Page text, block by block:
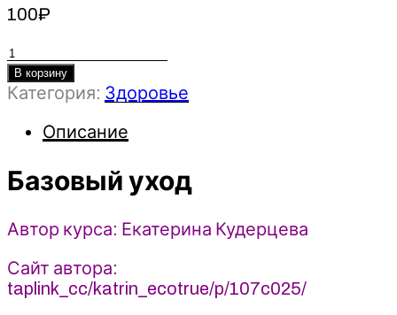
100₽
Количество
товара
Базовый
Кудерцева
(2025)
В корзину
Категория: Здоровье
Описание
Базовый уход
Автор курса: Екатерина Кудерцева
Сайт автора:
taplink_cc/katrin_ecotrue/p/107c025/